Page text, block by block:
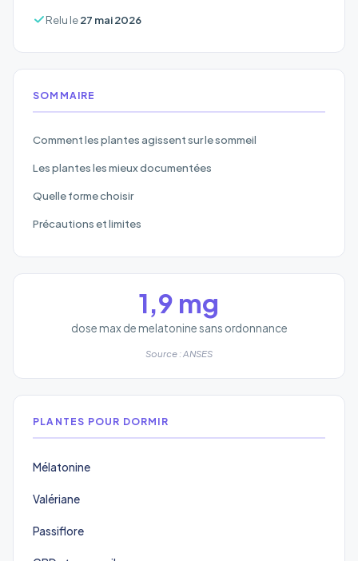
Relu le27 mai 2026
SOMMAIRE
Comment les plantes agissent sur le sommeil
Les plantes les mieux documentées
Quelle forme choisir
Précautions et limites
1,9 mg
dose max de melatonine sans ordonnance
Source : ANSES
PLANTES POUR DORMIR
Mélatonine
Valériane
Passiflore